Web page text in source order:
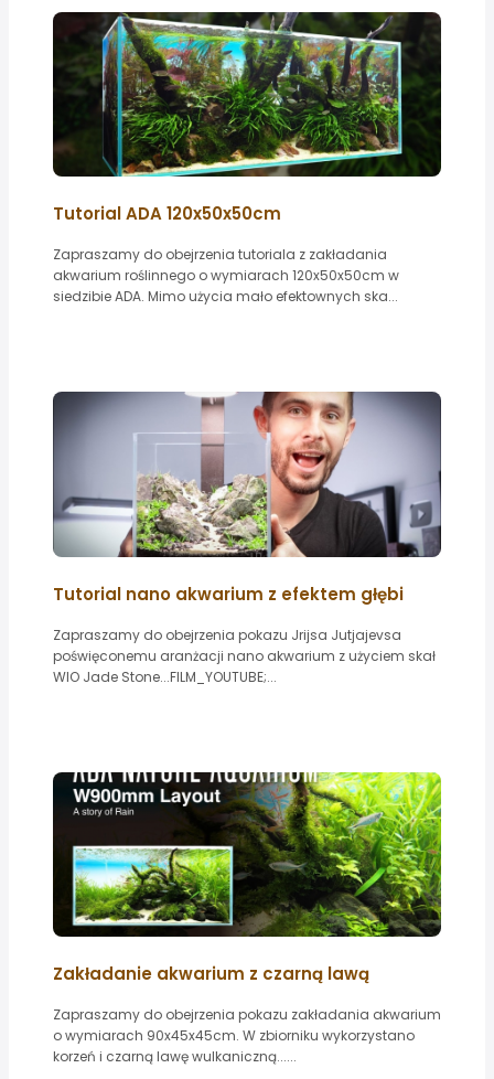
Tutorial ADA 120x50x50cm
Zapraszamy do obejrzenia tutoriala z zakładania
akwarium roślinnego o wymiarach 120x50x50cm w
siedzibie ADA. Mimo użycia mało efektownych ska...
Tutorial nano akwarium z efektem głębi
Zapraszamy do obejrzenia pokazu Jrijsa Jutjajevsa
poświęconemu aranżacji nano akwarium z użyciem skał
WIO Jade Stone...FILM_YOUTUBE;...
Zakładanie akwarium z czarną lawą
Zapraszamy do obejrzenia pokazu zakładania akwarium
o wymiarach 90x45x45cm. W zbiorniku wykorzystano
korzeń i czarną lawę wulkaniczną......